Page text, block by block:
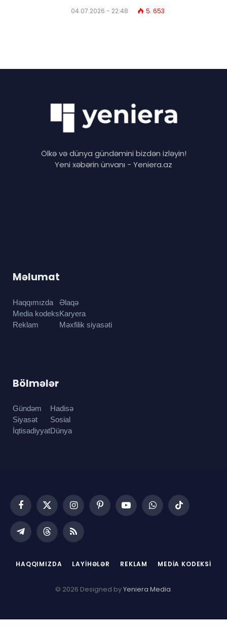
04.07.2026 - 22:48 5. 653
Ölkə və dünya gündəmini bizdən izləyin!
Yeni xəbərin ünvanı - Yeniera.az
Məlumat
Haqqımızda
Media kodeks
Reklam
Əlaqə
Karyera
Məxfilik siyasəti
Bölmələr
Gündəm
Siyasət
İqtisadiyyat
Hadisə
Sosial
Dünya
Facebook
X
(Twitter)
InstagramPinterestYouTubeWhatsAppTikTok
TelegramThreadsRSS
HAQQIMIZDA LAYIHƏLƏR REKLAM MEDIA KODEKSI
© 2026 Designed byYeniera Media.